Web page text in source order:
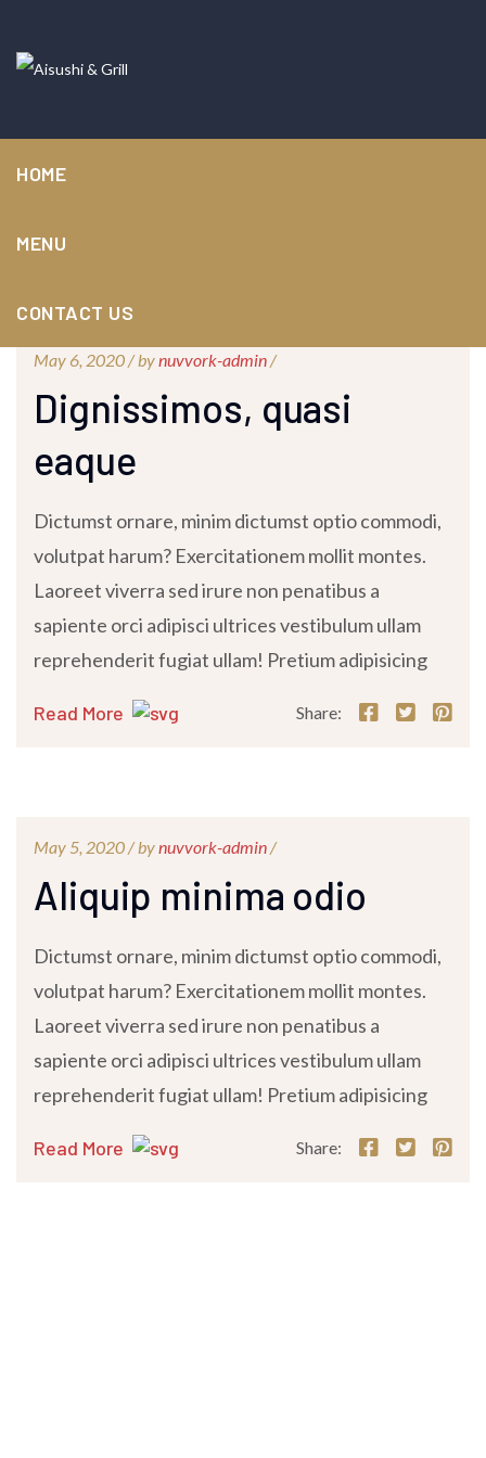
HOME
MENU
CONTACT US
May 6, 2020 /bynuvvork-admin/
Dignissimos, quasi
eaque
Dictumst ornare, minim dictumst optio commodi,
volutpat harum? Exercitationem mollit montes.
Laoreet viverra sed irure non penatibus a
sapiente orci adipisci ultrices vestibulum ullam
reprehenderit fugiat ullam! Pretium adipisicing
Read More Share:
May 5, 2020 /bynuvvork-admin/
Aliquip minima odio
Dictumst ornare, minim dictumst optio commodi,
volutpat harum? Exercitationem mollit montes.
Laoreet viverra sed irure non penatibus a
sapiente orci adipisci ultrices vestibulum ullam
reprehenderit fugiat ullam! Pretium adipisicing
Read More Share: